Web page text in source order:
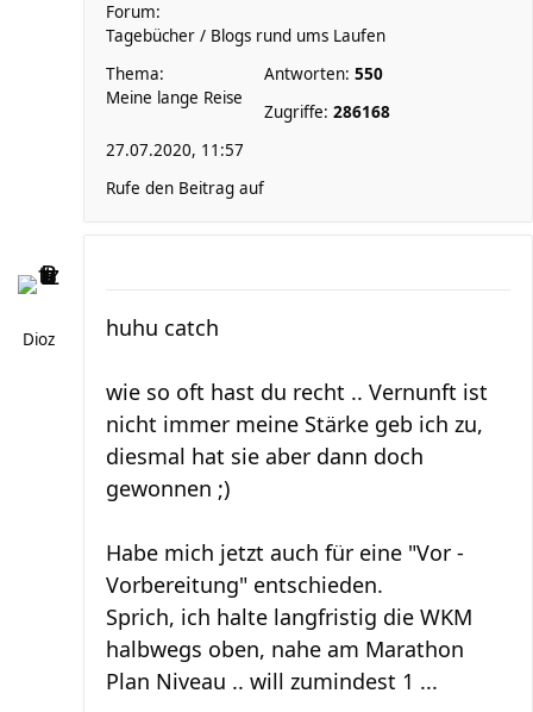
Forum:
Tagebücher / Blogs rund ums Laufen
Thema:
Meine lange Reise
Antworten: 550
Zugriffe: 286168
27.07.2020, 11:57
Rufe den Beitrag auf
Dioz huhu catch
wie so oft hast du recht .. Vernunft ist
nicht immer meine Stärke geb ich zu,
diesmal hat sie aber dann doch
gewonnen ;)
Habe mich jetzt auch für eine "Vor -
Vorbereitung" entschieden.
Sprich, ich halte langfristig die WKM
halbwegs oben, nahe am Marathon
Plan Niveau .. will zumindest 1 ...